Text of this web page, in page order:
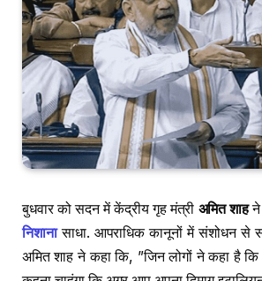
बुधवार को सदन में केंद्रीय गृह मंत्री अमित शाहने
निशानासाधा. आपराधिक कानूनों में संशोधन से
अमित शाह ने कहा कि, ”जिन लोगों ने कहा है